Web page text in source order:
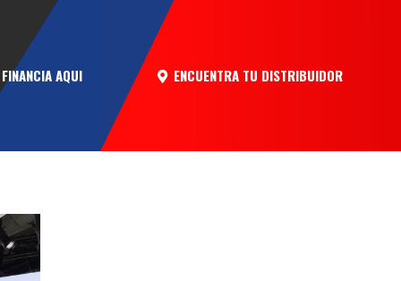
FINANCIA AQUI ENCUENTRA TU DISTRIBUIDOR